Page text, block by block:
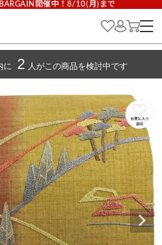
開催中！8/10(月)まで
に 2 人がこの商品を検討中です